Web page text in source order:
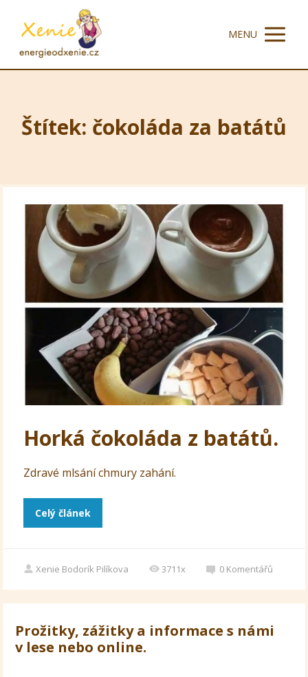
MENU
Štítek: čokoláda za batátů
Horká čokoláda z batátů.
Zdravé mlsání chmury zahání.
Celý článek
Xenie Bodorík Pilíkova 3711x 0 Komentářů
Prožitky, zážitky a informace s námi
v lese nebo online.